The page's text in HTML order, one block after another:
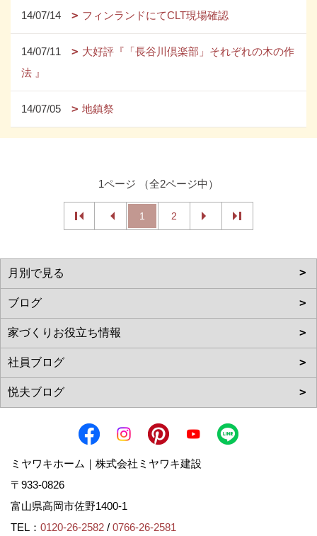
14/07/14 フィンランドにてCLT現場確認
14/07/11
大好評『「長谷川倶楽部」それぞれの木の作
法 』
14/07/05 地鎮祭
1ページ （全2ページ中）
1 2
ミヤワキホーム｜株式会社ミヤワキ建設
〒933-0826
富山県高岡市佐野1400-1
TEL： 0120-26-2582 / 0766-26-2581